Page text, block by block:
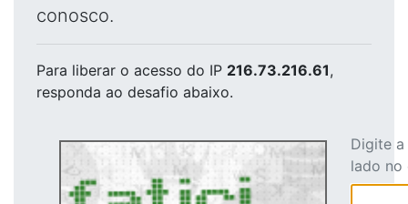
conosco.
Para liberar o acesso do IP 216.73.216.61,
responda ao desafio abaixo.
Digite
lado no